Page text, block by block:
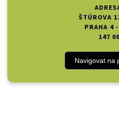
ŠTÚROVA
PRAHA 4
147 00
Navigovat na